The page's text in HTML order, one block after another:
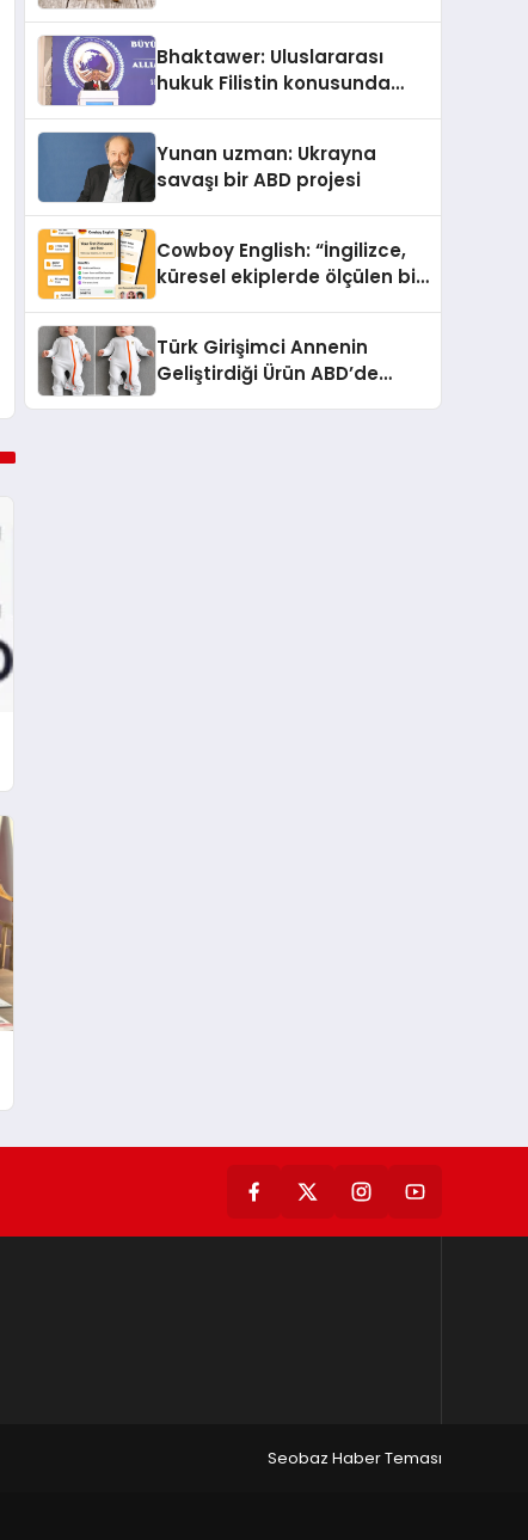
Sindirildiğini Ortaya Koydu
Bhaktawer: Uluslararası
hukuk Filistin konusunda
Yunan uzman: Ukrayna
savaşı bir ABD projesi
Cowboy English: “İngilizce,
küresel ekiplerde ölçülen bir
Türk Girişimci Annenin
Geliştirdiği Ürün ABD’de
Seobaz Haber Teması